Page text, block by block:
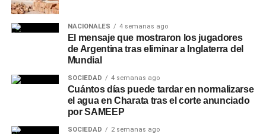
NACIONALES 4 semanas ago
El mensaje que mostraron los jugadores
de Argentina tras eliminar a Inglaterra del
Mundial
SOCIEDAD 4 semanas ago
Cuántos días puede tardar en normalizarse
el agua en Charata tras el corte anunciado
por SAMEEP
SOCIEDAD 2 semanas ago